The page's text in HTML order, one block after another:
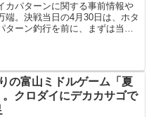
カパターンに関する事前情報や
端。決戦当日の4月30日は、ホタ
ターン釣行を前に、まずは当然
と、釣り仲間...
の富山ミドルゲーム「夏
。クロダイにデカカサゴで